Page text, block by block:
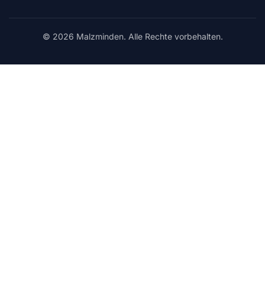
© 2026 Malzminden. Alle Rechte vorbehalten.